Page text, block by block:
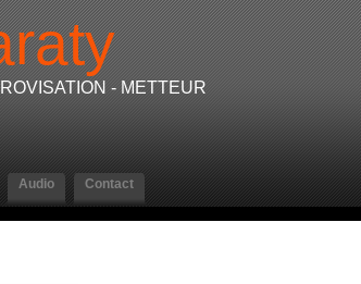
- METTEUR
Audio Contact